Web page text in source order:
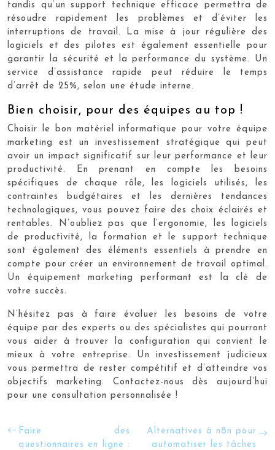
tandis qu’un support technique efficace permettra de
résoudre rapidement les problèmes et d’éviter les
interruptions de travail. La mise à jour régulière des
logiciels et des pilotes est également essentielle pour
garantir la sécurité et la performance du système. Un
service d’assistance rapide peut réduire le temps
d’arrêt de 25%, selon une étude interne.
Bien choisir, pour des équipes au top !
Choisir le bon matériel informatique pour votre équipe
marketing est un investissement stratégique qui peut
avoir un impact significatif sur leur performance et leur
productivité. En prenant en compte les besoins
spécifiques de chaque rôle, les logiciels utilisés, les
contraintes budgétaires et les dernières tendances
technologiques, vous pouvez faire des choix éclairés et
rentables. N’oubliez pas que l’ergonomie, les logiciels
de productivité, la formation et le support technique
sont également des éléments essentiels à prendre en
compte pour créer un environnement de travail optimal.
Un équipement marketing performant est la clé de
votre succès.
N’hésitez pas à faire évaluer les besoins de votre
équipe par des experts ou des spécialistes qui pourront
vous aider à trouver la configuration qui convient le
mieux à votre entreprise. Un investissement judicieux
vous permettra de rester compétitif et d’atteindre vos
objectifs marketing. Contactez-nous dès aujourd’hui
pour une consultation personnalisée !
Faire des
questionnaires en ligne :
Alternatives à n8n pour
automatiser les tâches